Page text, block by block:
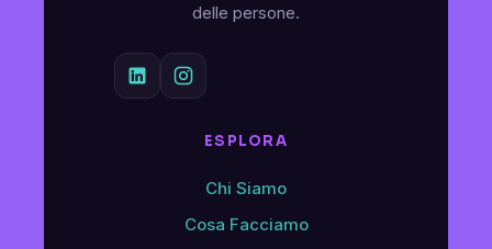
delle persone.
ESPLORA
Chi Siamo
Cosa Facciamo